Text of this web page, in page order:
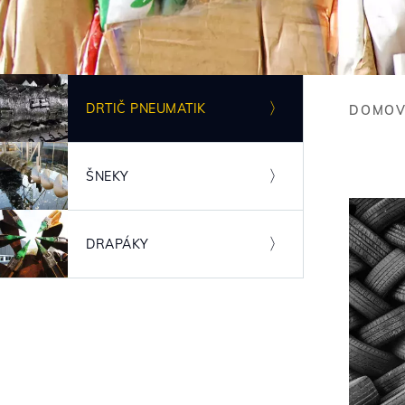
Obrázek
DRTIČ PNEUMATIK
Obrázek
ŠNEKY
Obrázek
DRAPÁKY